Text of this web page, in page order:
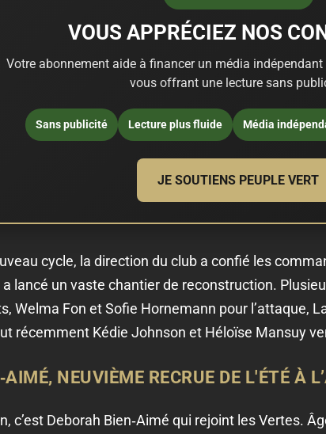
VOUS APPRÉCIEZ NOS
Votre abonnement aide à financer un média indépendant
vous offrant une lecture sans
Sans publicité Lecture plus fluide Média
JE SOUTIENS PEUPLE VERT
cycle, la direction du club a confié les
a lancé un vaste chantier de reconstruction.
Welma Fon et Sofie Hornemann pour l’attaque,
récemment Kédie Johnson et Héloïse Mansuy
NEUVIÈME RECRUE DE L'ÉTÉ À
c’est Deborah Bien‑Aimé qui rejoint les Vertes.